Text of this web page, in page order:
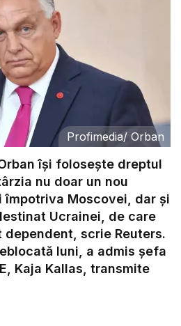
Profimedia/ Orban
își folosește dreptul
nu doar un nou
împotriva Moscovei, dar și
Ucrainei, de care
scrie Reuters.
luni, a admis șefa
Kaja Kallas, transmite